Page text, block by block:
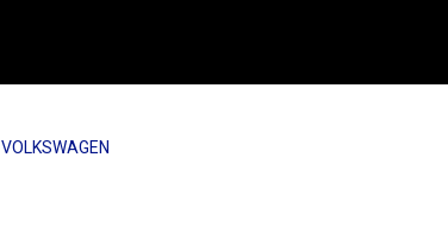
VOLKSWAGEN